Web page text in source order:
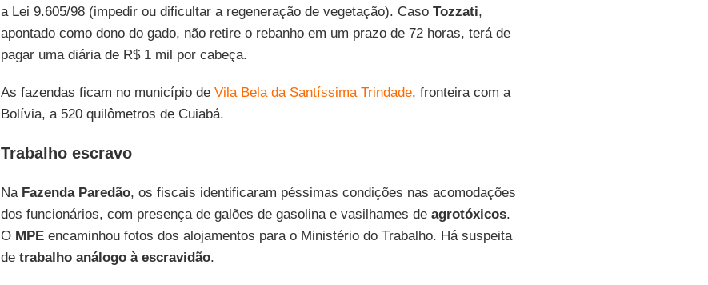
a Lei 9.605/98 (impedir ou dificultar a regeneração de vegetação). Caso Tozzati,
apontado como dono do gado, não retire o rebanho em um prazo de 72 horas, terá de
pagar uma diária de R$ 1 mil por cabeça.
As fazendas ficam no município de Vila Bela da Santíssima Trindade, fronteira com a
Bolívia, a 520 quilômetros de Cuiabá.
Trabalho escravo
Na Fazenda Paredão, os fiscais identificaram péssimas condições nas acomodações
dos funcionários, com presença de galões de gasolina e vasilhames de agrotóxicos.
O MPEencaminhou fotos dos alojamentos para o Ministério do Trabalho. Há suspeita
de trabalho análogo à escravidão.